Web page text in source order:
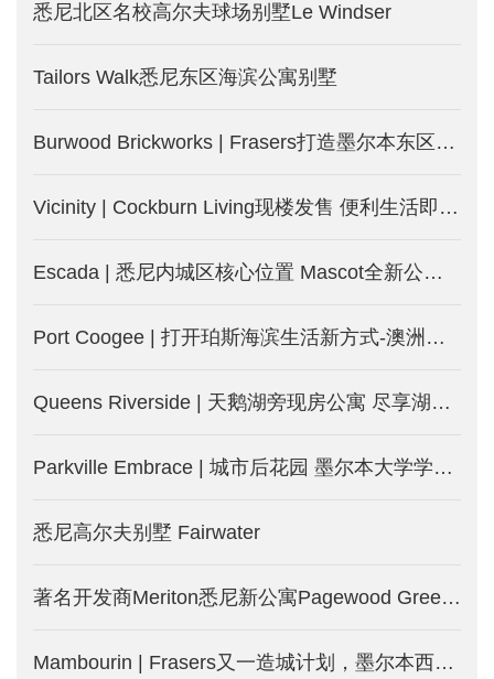
悉尼北区名校高尔夫球场别墅Le Windser
Tailors Walk悉尼东区海滨公寓别墅
Burwood Brickworks | Frasers打造墨尔本东区Burwood城中城-墨尔本新楼盘发售
Vicinity | Cockburn Living现楼发售 便利生活即日起-澳洲珀斯新楼盘
Escada | 悉尼内城区核心位置 Mascot全新公寓-澳洲悉尼新楼盘
Port Coogee | 打开珀斯海滨生活新方式-澳洲珀斯新楼盘
Queens Riverside | 天鹅湖旁现房公寓 尽享湖边度假式生活-澳洲珀斯新楼盘
Parkville Embrace | 城市后花园 墨尔本大学学区房 投资自住两相宜
悉尼高尔夫别墅 Fairwater
著名开发商Meriton悉尼新公寓Pagewood Green，2.5公里即达NSW大学
Mambourin | Frasers又一造城计划，墨尔本西区土地房屋套餐，等你来-墨尔本新房产出售